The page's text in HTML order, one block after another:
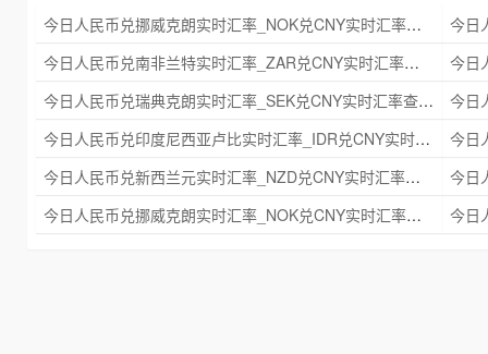
今日人民币兑挪威克朗实时汇率_NOK兑CNY实时汇率查询 2025年09月21日
今日人民币兑南非兰特实时汇率_ZAR兑CNY实时汇率查询 2025年09月21日
今日人民币兑瑞典克朗实时汇率_SEK兑CNY实时汇率查询 2025年09月21日
今日人民币兑印度尼西亚卢比实时汇率_IDR兑CNY实时汇率查询 2025年09月21日
今日人民币兑新西兰元实时汇率_NZD兑CNY实时汇率查询 2025年09月21日
今日人民币兑挪威克朗实时汇率_NOK兑CNY实时汇率查询 2025年09月21日